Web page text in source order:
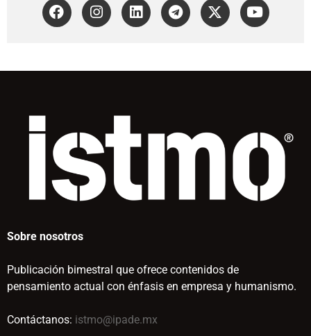
Sobre nosotros
Publicación bimestral que ofrece contenidos de
pensamiento actual con énfasis en empresa y humanismo.
Contáctanos: istmo@ipade.mx